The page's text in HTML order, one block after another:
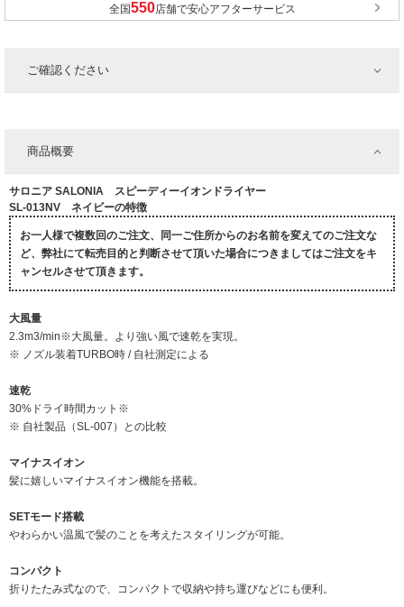
全国 店舗で安心アフターサービス
ご確認ください
商品概要
サロニア SALONIA スピーディーイオンドライヤー
SL-013NV ネイビーの特徴
お一人様で複数回のご注文、同一ご住所からのお名前を変えてのご注文な
ど、弊社にて転売目的と判断させて頂いた場合につきましてはご注文をキ
ャンセルさせて頂きます。
大風量
2.3m3/min※大風量。より強い風で速乾を実現。
※ ノズル装着TURBO時 / 自社測定による
速乾
30%ドライ時間カット※
※ 自社製品（SL-007）との比較
マイナスイオン
髪に嬉しいマイナスイオン機能を搭載。
SETモード搭載
やわらかい温風で髪のことを考えたスタイリングが可能。
コンパクト
折りたたみ式なので、コンパクトで収納や持ち運びなどにも便利。